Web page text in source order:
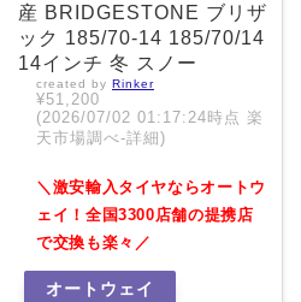
産 BRIDGESTONE ブリザ
ック 185/70-14 185/70/14
14インチ 冬 スノー
created by Rinker
¥51,200
(2026/07/02 01:17:24時点 楽
天市場調べ-詳細)
＼激安輸入タイヤならオートウ
ェイ！全国3300店舗の提携店
で交換も楽々／
オートウェイ